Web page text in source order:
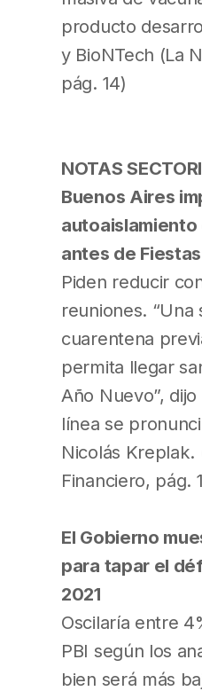
producto
y BioNTech (La
pág. 14)
NOTAS
Buenos Aires
autoaislamiento
antes de Fiestas
Piden reducir
reuniones. “Una
cuarentena
permita llegar
Año Nuevo”,
línea se
Nicolás Kreplak.
Financiero, pág.
El Gobierno
para tapar el
2021
Oscilaría entre
PBI según los
bien será más